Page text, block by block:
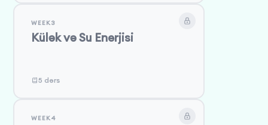
WEEK3
Külək və Su Enerjisi
5 dərs
WEEK4